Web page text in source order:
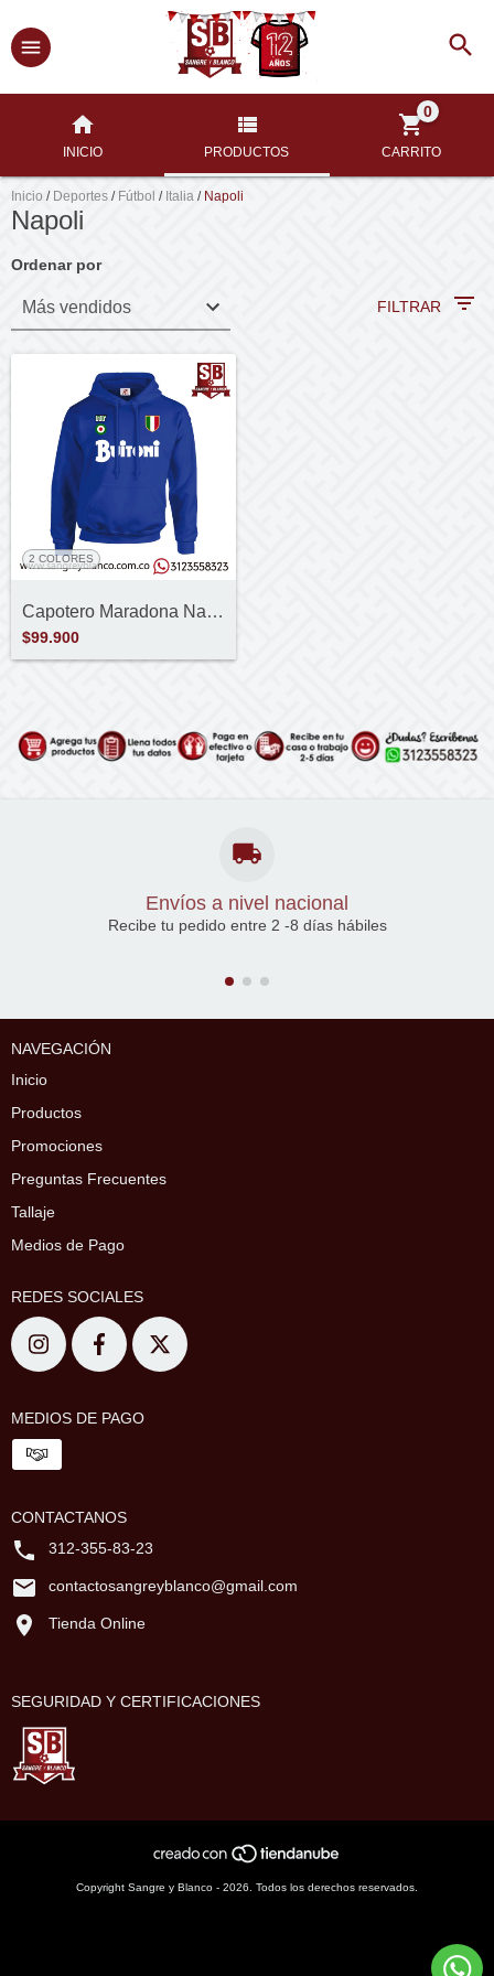
INICIO PRODUCTOS CARRITO
0
Inicio / Deportes / Fútbol / Italia / Napoli
Napoli
Ordenar por
FILTRAR
2 COLORES
Capotero Maradona Napoli 87-88
$99.900
Envíos a nivel nacional
Recibe tu pedido entre 2 -8 días hábiles
NAVEGACIÓN
Inicio
Productos
Promociones
Preguntas Frecuentes
Tallaje
Medios de Pago
REDES SOCIALES
MEDIOS DE PAGO
CONTACTANOS
312-355-83-23
contactosangreyblanco@gmail.com
Tienda Online
SEGURIDAD Y CERTIFICACIONES
Copyright Sangre y Blanco - 2026. Todos los derechos reservados.